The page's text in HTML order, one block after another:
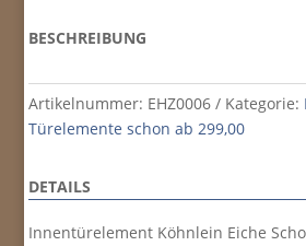
BESCHREIBUNG
Artikelnummer: EHZ0006 Kategorie:
Türelemente schon ab 299,00
DETAILS
Innentürelement Köhnlein Eiche